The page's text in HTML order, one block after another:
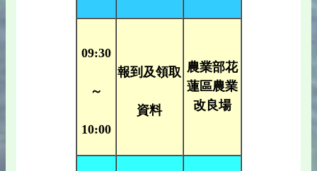
09:30
～
10:00
報到及領取
資料
農業部花
蓮區農業
改良場